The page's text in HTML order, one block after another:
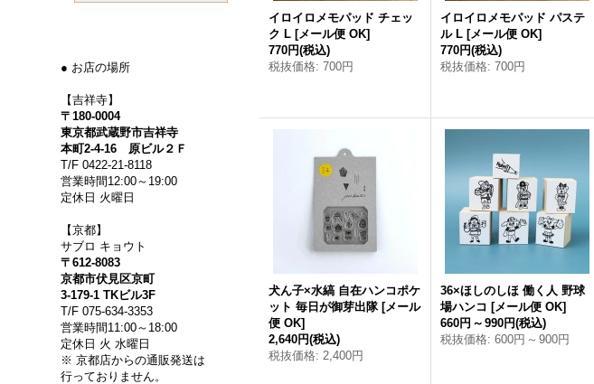
● お店の場所
【吉祥寺】
〒180-0004
東京都武蔵野市吉祥寺
本町2-4-16 原ビル２Ｆ
T/F 0422-21-8118
営業時間12:00～19:00
定休日 火曜日
【京都】
サブロ キョウト
〒612-8083
京都市伏見区京町
3-179-1 TKビル3F
T/F 075-634-3353
営業時間11:00～18:00
定休日 火 水曜日
※ 京都店からの通販発送は
行っておりません。
イロイロメモパッド チェッ
ク L [メール便 OK]
770円(税込)
税抜価格: 700円
イロイロメモパッド パステ
ル L [メール便 OK]
770円(税込)
税抜価格: 700円
犬ん子×水縞 自在ハンコポケ
ット 毎日が御芽出隊 [メール
便 OK]
2,640円(税込)
税抜価格: 2,400円
36×ほしのしほ 働く人 野球
場ハンコ [メール便 OK]
660円 ～ 990円(税込)
税抜価格: 600円 ～ 900円